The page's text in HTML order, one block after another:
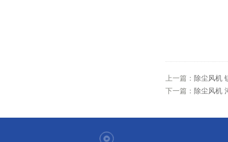
上一篇： 除尘风机
下一篇： 除尘风机